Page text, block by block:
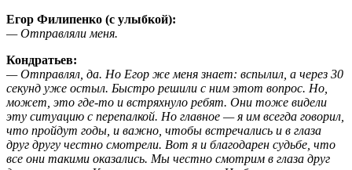
Егор Филипенко (с улыбкой):
— Отправляли меня.
Кондратьев:
— Отправлял, да. Но Егор же меня знает: вспылил, а через 30
секунд уже остыл. Быстро решили с ним этот вопрос. Но,
может, это где-то и встряхнуло ребят. Они тоже видели
эту ситуацию с перепалкой. Но главное — я им всегда говорил,
что пройдут годы, и важно, чтобы встречались и в глаза
друг другу честно смотрели. Вот я и благодарен судьбе, что
все они такими оказались. Мы честно смотрим в глаза друг